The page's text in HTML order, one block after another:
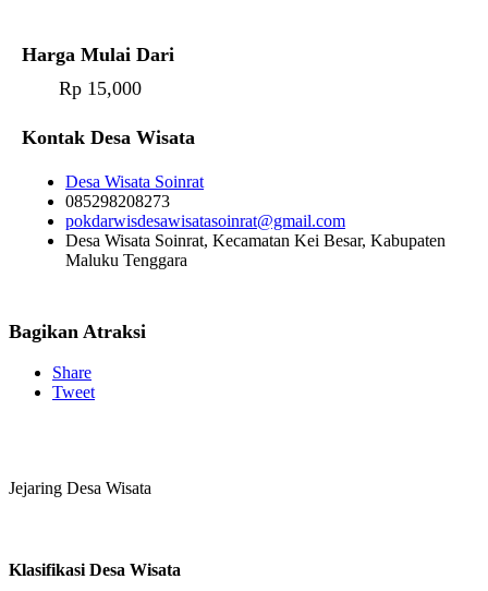
Harga Mulai Dari
Rp 15,000
Kontak Desa Wisata
Desa Wisata Soinrat
085298208273
pokdarwisdesawisatasoinrat@gmail.com
Desa Wisata Soinrat, Kecamatan Kei Besar, Kabupaten
Maluku Tenggara
Bagikan Atraksi
Share
Tweet
Jejaring Desa Wisata
Klasifikasi Desa Wisata